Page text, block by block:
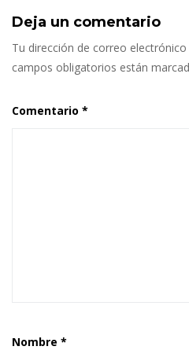
Deja un comentario
Tu dirección de correo
campos obligatorios están
Comentario *
Nombre *